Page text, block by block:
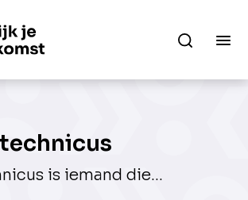
is iemand die...